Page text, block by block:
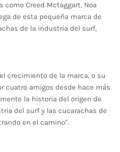
como Creed Mctaggart, Noa
de esta pequeña marca de
de la industria del surf,
crecimiento de la marca, o su
cuatro amigos desde hace más
la historia del origen de
del surf y las cucarachas de
en el camino".